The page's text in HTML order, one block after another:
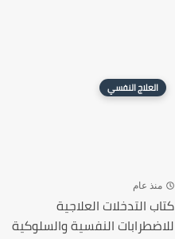
العلاج النفسي
منذ عام
كتاب التدخلات العلاجية
للاضطرابات النفسية والسلوكية